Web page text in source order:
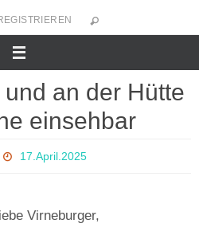
an der Hütte
einsehbar
17.April.2025
Virneburger,